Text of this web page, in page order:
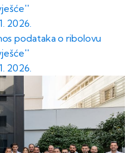
2026.
podataka o ribolovu
2026.